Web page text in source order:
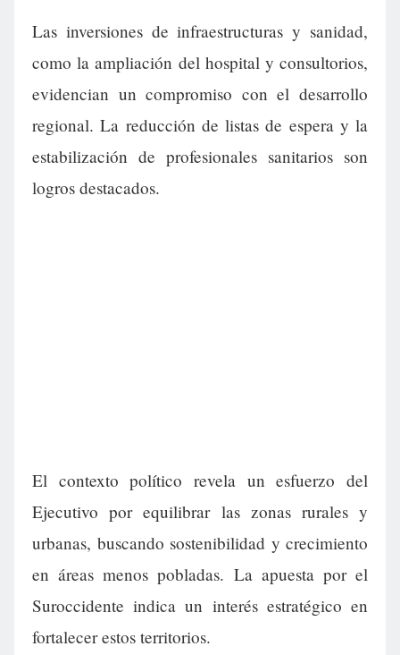
Las inversiones de infraestructuras y sanidad,
como la ampliación del hospital y consultorios,
evidencian un compromiso con el desarrollo
regional. La reducción de listas de espera y la
estabilización de profesionales sanitarios son
logros destacados.
El contexto político revela un esfuerzo del
Ejecutivo por equilibrar las zonas rurales y
urbanas, buscando sostenibilidad y crecimiento
en áreas menos pobladas. La apuesta por el
Suroccidente indica un interés estratégico en
fortalecer estos territorios.